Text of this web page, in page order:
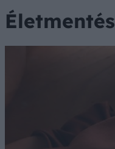
Életmentés